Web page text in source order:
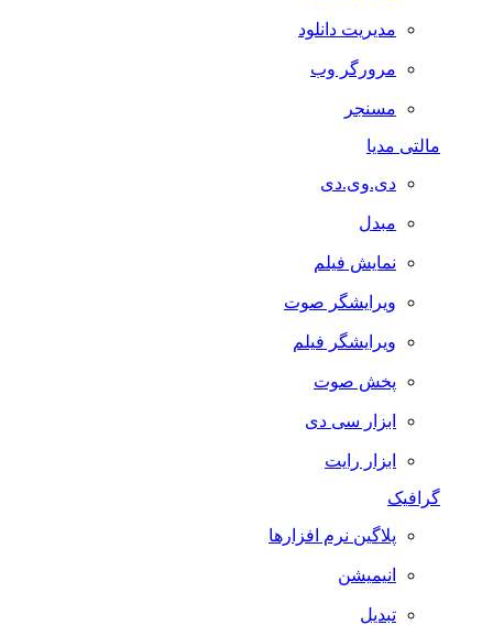
مدیریت دانلود
مرورگر وب
مسنجر
مالتی مدیا
دی.وی.دی
مبدل
نمایش فیلم
ویرایشگر صوت
ویرایشگر فیلم
پخش صوت
ابزار سی دی
ابزار رایت
گرافیک
پلاگین نرم افزارها
انیمیشن
تبدیل